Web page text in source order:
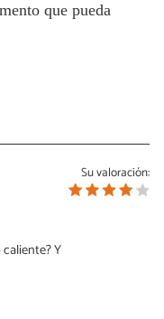
que pueda
Su valoración:
Y